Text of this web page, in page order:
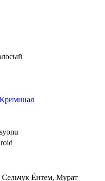
Криминал
Ёнтем, Мурат